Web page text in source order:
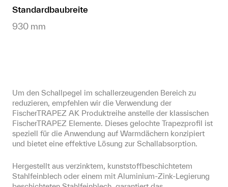
Standardbaubreite
930 mm
Um den Schallpegel im schallerzeugenden Bereich zu
reduzieren, empfehlen wir die Verwendung der
FischerTRAPEZ AK Produktreihe anstelle der klassischen
FischerTRAPEZ Elemente. Dieses gelochte Trapezprofil ist
speziell für die Anwendung auf Warmdächern konzipiert
und bietet eine effektive Lösung zur Schallabsorption.
Hergestellt aus verzinktem, kunststoffbeschichtetem
Stahlfeinblech oder einem mit Aluminium-Zink-Legierung